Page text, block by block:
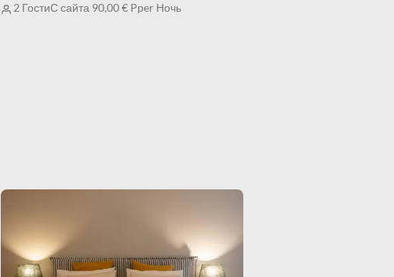
2 ГостиС сайта 90,00 € Pper Ночь